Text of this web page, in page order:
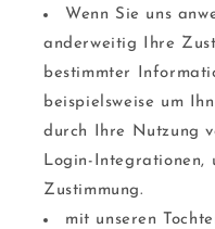
Wenn Sie uns
anderweitig Ihre
bestimmter
beispielsweise um
durch Ihre Nutzung
Login-Integrationen,
Zustimmung.
mit unseren